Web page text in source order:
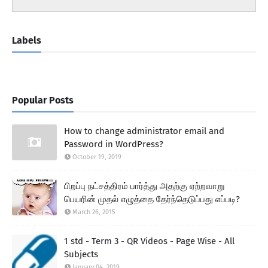
Labels
Popular Posts
How to change administrator email and
Password in WordPress?
October 19, 2019
பிறப்பு நட்சத்திரம் பார்த்து அதற்கு ஏற்றவாறு
பெயரின் முதல் எழுத்தை தேர்ந்தெடுப்பது எப்படி?
March 26, 2015
1 std - Term 3 - QR Videos - Page Wise - All
Subjects